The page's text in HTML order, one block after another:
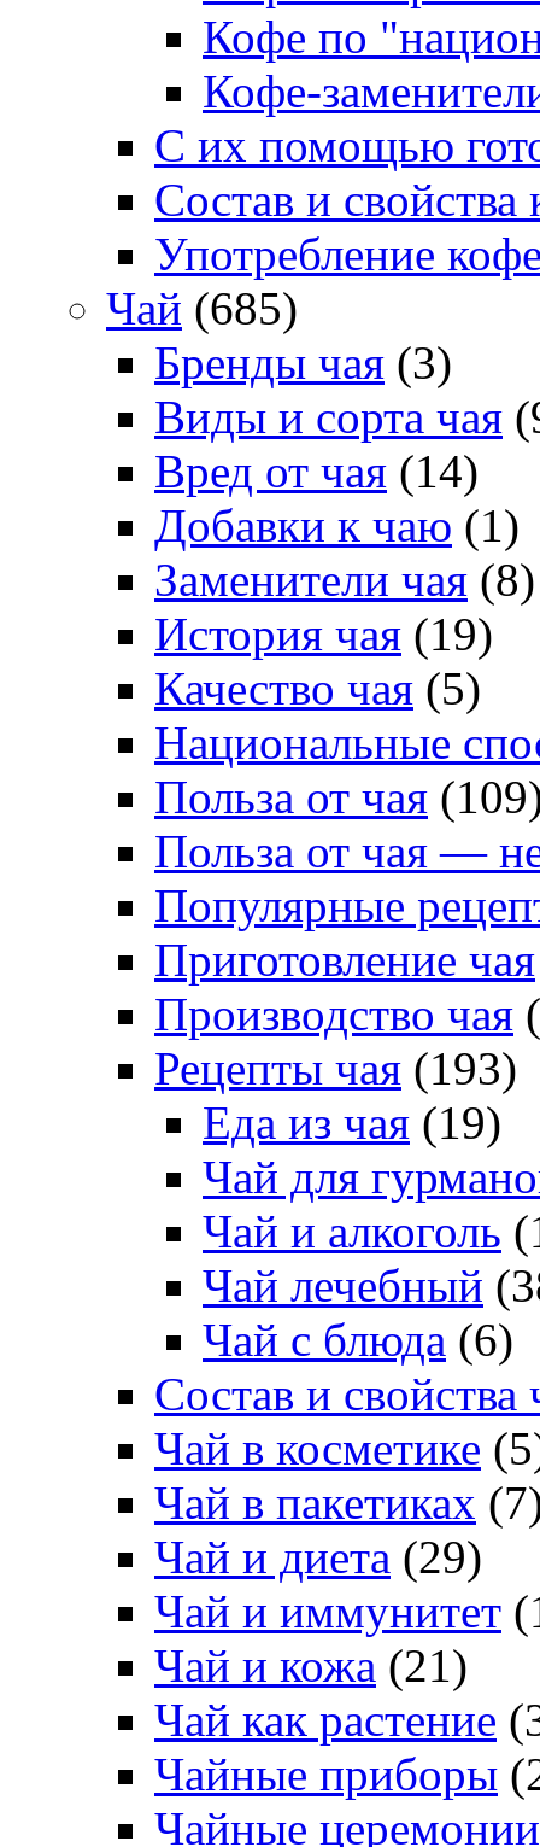
Кофе по
Кофе-
С их помощью
Состав и свойства
Употребление
Чай (685)
Бренды чая (3)
Виды и сорта чая
Вред от чая (14)
Добавки к чаю (1)
Заменители чая (8)
История чая (19)
Качество чая (5)
Национальные
Польза от чая
Польза от чая —
Популярные
Приготовление чая
Производство чая
Рецепты чая (193)
Еда из чая (19)
Чай для
Чай и алкоголь
Чай лечебный
Чай с блюда (6)
Состав и свойства
Чай в косметике
Чай в пакетиках
Чай и диета (29)
Чай и иммунитет
Чай и кожа (21)
Чай как растение
Чайные приборы
Чайные церемонии